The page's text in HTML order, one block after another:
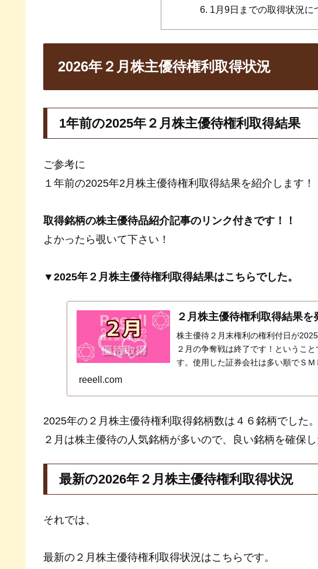
1月9日までの取得状況に
2026年２月株主優待権利取得状況
1年前の2025年２月株主優待権利取得結果
ご参考に
１年前の2025年2月株主優待権利取得結果を紹介します！
取得銘柄の株主優待品紹介記事のリンク付きです！！
よかったら覗いて下さい！
▼2025年２月株主優待権利取得結果はこちらでした。
２月株主優待権利取得結果
株主優待２月末権利の権利付日が
２月の争奪戦は終了です！というこ
す。使用した証券会社は多い順でＳ
reeell.com
2025年の２月株主優待権利取得銘柄数は４６銘柄でした。
２月は株主優待の人気銘柄が多いので、良い銘柄を確保し
最新の2026年２月株主優待権利取得状況
それでは、
最新の２月株主優待権利取得状況はこちらです。